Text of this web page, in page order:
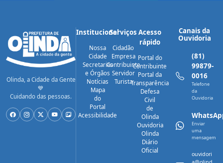
Olinda, a Cidade da Gente
💙
Cuidando das pessoas.
Institucional
Nossa
Cidade
Secretarias
e Órgãos
Notícias
Mapa
do
Portal
Acessibilidade
Serviços
Cidadão
Empresa
Contribuinte
Servidor
Turista
Acesso
rápido
Portal do
Contribuinte
Portal da
Transparência
Defesa
Civil
de
Olinda
Ouvidoria
Olinda
Diário
Oficial
Canais da
Ouvidoria
(81)
99879-
0016
Telefone
da
Ouvidoria
Enviar
uma
mensagem
ouvidori